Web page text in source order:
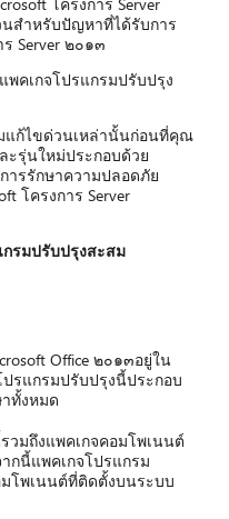
สำหรับปัญหาที่ได้รับการ
Server ๒๐๑๓
พคเกจโปรแกรมปรับปรุง
แก้ไขด่วนเหล่านั้นก่อนที่คุณ
รุ่นใหม่ประกอบด้วย
ารรักษาความปลอดภัย
โครงการ Server
รมปรับปรุงสะสม
Office ๒๐๑๓อยู่ใน
รแกรมปรับปรุงนี้ประกอบ
ทั้งหมด
วมถึงแพคเกจคอมโพเนนต์
กนี้แพคเกจโปรแกรม
โพเนนต์ที่ติดตั้งบนระบบ